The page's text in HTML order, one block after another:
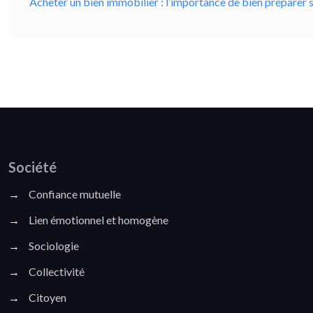
Société
→
Confiance mutuelle
→
Lien émotionnel et homogène
→
Sociologie
→
Collectivité
→
Citoyen